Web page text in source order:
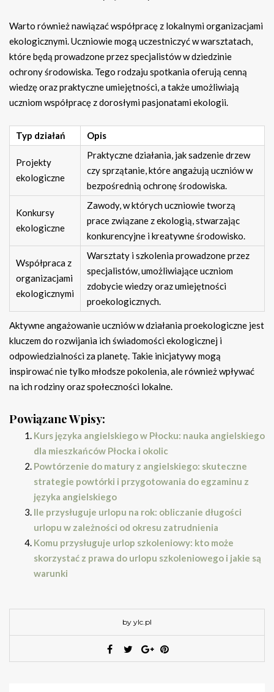
Warto również nawiązać współpracę z lokalnymi organizacjami
ekologicznymi. Uczniowie mogą uczestniczyć w warsztatach,
które będą prowadzone przez specjalistów w dziedzinie
ochrony środowiska. Tego rodzaju spotkania oferują cenną
wiedzę oraz praktyczne umiejętności, a także umożliwiają
uczniom współpracę z dorosłymi pasjonatami ekologii.
Typ działań Opis
Projekty
ekologiczne
Praktyczne działania, jak sadzenie drzew
czy sprzątanie, które angażują uczniów w
bezpośrednią ochronę środowiska.
Konkursy
ekologiczne
Zawody, w których uczniowie tworzą
prace związane z ekologią, stwarzając
konkurencyjne i kreatywne środowisko.
Współpraca z
organizacjami
ekologicznymi
Warsztaty i szkolenia prowadzone przez
specjalistów, umożliwiające uczniom
zdobycie wiedzy oraz umiejętności
proekologicznych.
Aktywne angażowanie uczniów w działania proekologiczne jest
kluczem do rozwijania ich świadomości ekologicznej i
odpowiedzialności za planetę. Takie inicjatywy mogą
inspirować nie tylko młodsze pokolenia, ale również wpływać
na ich rodziny oraz społeczności lokalne.
Powiązane Wpisy:
Kurs języka angielskiego w Płocku: nauka angielskiego
dla mieszkańców Płocka i okolic
Powtórzenie do matury z angielskiego: skuteczne
strategie powtórki i przygotowania do egzaminu z
języka angielskiego
Ile przysługuje urlopu na rok: obliczanie długości
urlopu w zależności od okresu zatrudnienia
Komu przysługuje urlop szkoleniowy: kto może
skorzystać z prawa do urlopu szkoleniowego i jakie są
warunki
by ylc.pl